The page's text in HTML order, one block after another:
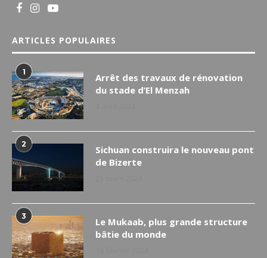
ARTICLES POPULAIRES
1
Arrêt des travaux de rénovation
du stade d’El Menzah
2
Sichuan construira le nouveau pont
de Bizerte
3
Le Mukaab, plus grande structure
bâtie du monde